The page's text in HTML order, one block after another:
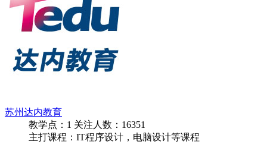
苏州达内教育
教学点： 1 关注人数： 16351
主打课程：IT程序设计，电脑设计等课程